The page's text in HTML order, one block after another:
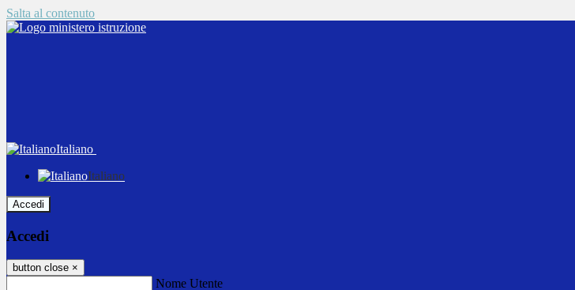
Salta al contenuto
Italiano
Italiano
Accedi
Accedi
button close ×
Nome Utente